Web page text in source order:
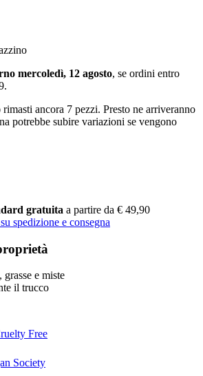
mercoledì, 12 agosto, se ordini entro
.
ancora 7 pezzi. Presto ne arriveranno
potrebbe subire variazioni se vengono
gratuita a partire da € 49,90
spedizione e consegna
e miste
il trucco
Free
Society